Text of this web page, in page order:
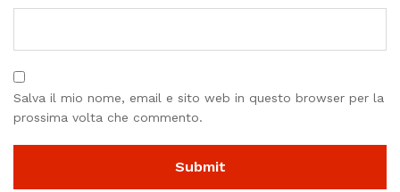
Salva il mio nome, email e sito web in questo browser per la
prossima volta che commento.